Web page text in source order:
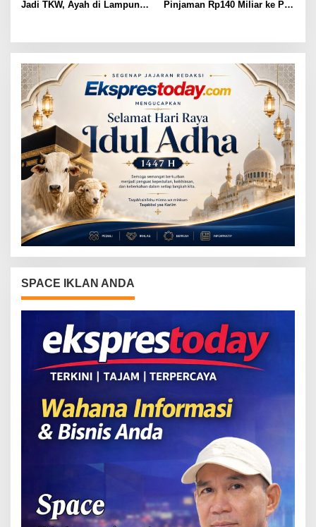
Jadi TKW, Ayah di Lampung
Pinjaman Rp140 Miliar ke PT
SPACE IKLAN ANDA